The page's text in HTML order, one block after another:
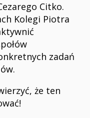
Citko.
Kolegi Piotra
zadań
że ten